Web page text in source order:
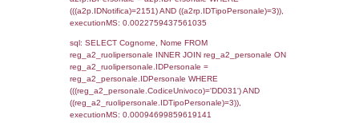
sql: SELECT `tablename`, `userlevelid`,
`userlevelpermissions` WHERE `userlevelid`
executionMS: 0.00087213516235352
sql: SELECT a1.RagioneSociale,
localita, el_prov.citta AS provincia,
DATE(n.DataInvioNotifica) as